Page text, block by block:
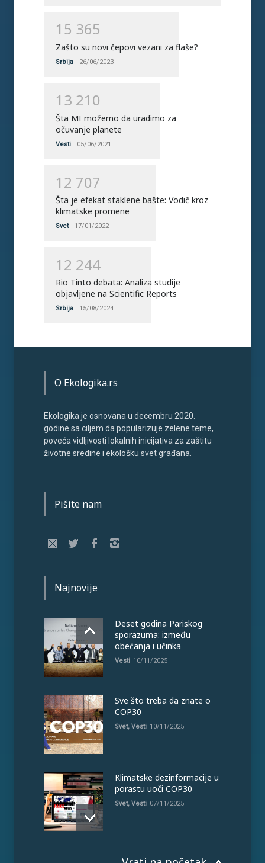
1 5 365
Zašto su novi čepovi vezani za flaše?
Srbija 26/06/2023
1 3 21 0
Šta MI možemo da uradimo za
očuvanje planete
Vesti 05/06/2021
1 2 707
Šta je efekat staklene bašte: Vodič kroz
klimatske promene
Svet 17/01/2022
1 2 244
Rio Tinto debata: Analiza studije
objavljene na Scientific Reports
Srbija 15/08/2024
O Ekologika.rs
Ekologika je osnovana u decembru 2020.
godine sa ciljem da popularizuje zelene teme,
poveća vidljivosti lokalnih inicijativa za zaštitu
životne sredine i ekološku svet građana.
Pišite nam
Najnovije
Deset godina Pariskog
sporazuma: između
obećanja i učinka
Vesti 10/11/2025
Sve što treba da znate o
COP30
Svet, Vesti 10/11/2025
Klimatske dezinformacije u
porastu uoči COP30
Svet, Vesti 07/11/2025